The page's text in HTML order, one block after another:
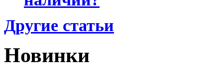
Другие статьи
Новинки